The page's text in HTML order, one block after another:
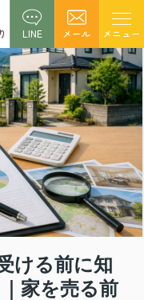
LINE メール メニュー
ける前に知
家を売る前